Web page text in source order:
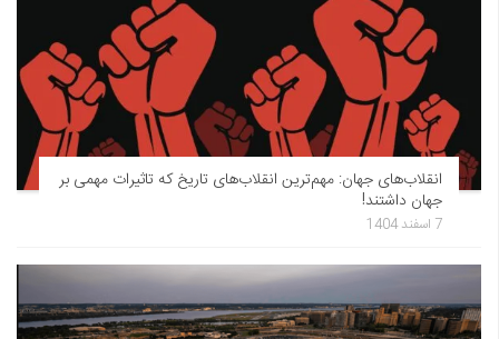
انقلاب‌های جهان: مهم‌ترین انقلاب‌های تاریخ که تاثیرات مهمی بر
جهان داشتند!
7 اسفند 1404